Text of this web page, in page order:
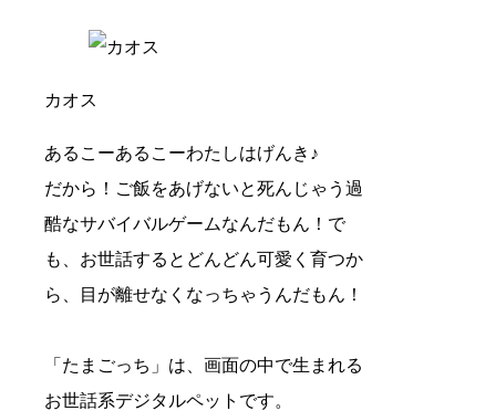
カオス
あるこーあるこーわたしはげんき♪
だから！ご飯をあげないと死んじゃう過
酷なサバイバルゲームなんだもん！で
も、お世話するとどんどん可愛く育つか
ら、目が離せなくなっちゃうんだもん！
「たまごっち」は、画面の中で生まれる
お世話系デジタルペットです。